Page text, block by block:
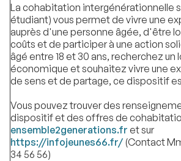
La cohabitation intergénérationnelle
étudiant) vous permet de vivre une
auprès d'une personne âgée, d'être
coûts et de participer à une action
âgé entre 18 et 30 ans, recherchez un
économique et souhaitez vivre une
de sens et de partage, ce dispositif
Vous pouvez trouver des
dispositif et des offres de
ensemble2generations.fr et sur
https://infojeunes66.fr/ (Contact
34 56 56)